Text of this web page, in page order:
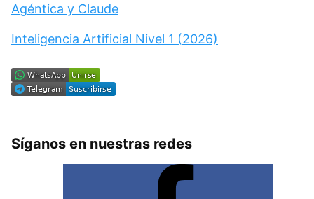
Agéntica y Claude
Inteligencia Artificial Nivel 1 (2026)
Síganos en nuestras redes